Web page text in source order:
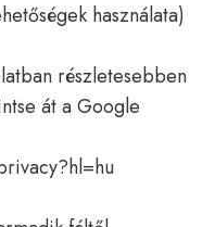
használata)
részletesebben
át a Google